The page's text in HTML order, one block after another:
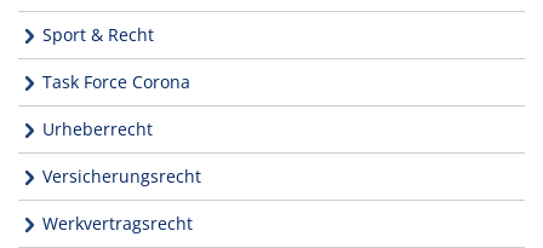
Sport & Recht
Task Force Corona
Urheberrecht
Versicherungsrecht
Werkvertragsrecht